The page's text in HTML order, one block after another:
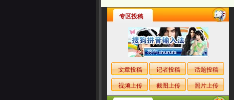
专区投稿
文章投稿 记者投稿 话题投稿
视频上传 截图上传 照片上传